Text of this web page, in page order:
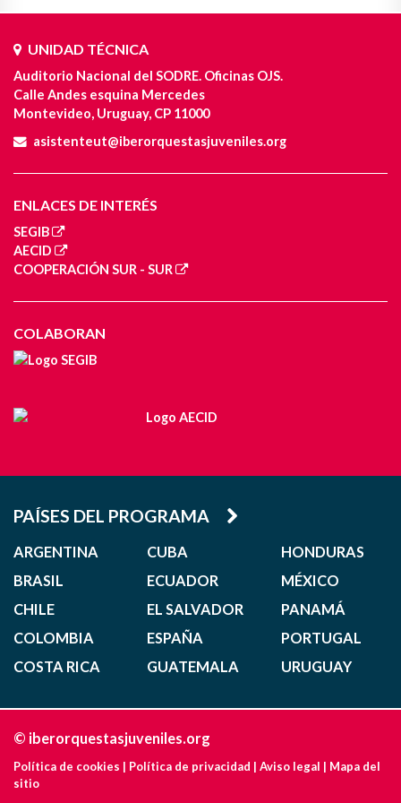
UNIDAD TÉCNICA
Auditorio Nacional del SODRE. Oficinas OJS.
Calle Andes esquina Mercedes
Montevideo, Uruguay, CP 11000
asistenteut@iberorquestasjuveniles.org
ENLACES DE INTERÉS
SEGIB
AECID
COOPERACIÓN SUR - SUR
COLABORAN
PAÍSES DEL PROGRAMA
ARGENTINA
BRASIL
CHILE
COLOMBIA
COSTA RICA
CUBA
ECUADOR
EL SALVADOR
ESPAÑA
GUATEMALA
HONDURAS
MÉXICO
PANAMÁ
PORTUGAL
URUGUAY
© iberorquestasjuveniles.org
Política de cookies | Política de privacidad | Aviso legal | Mapa del
sitio